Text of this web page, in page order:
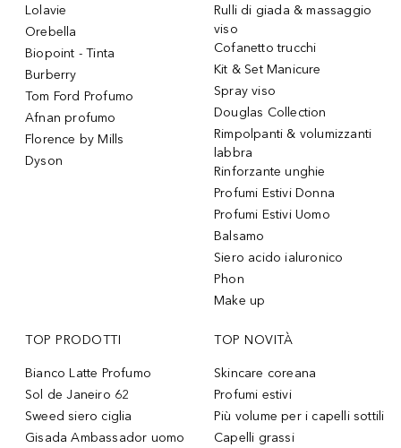
Lolavie
Orebella
Biopoint - Tinta
Burberry
Tom Ford Profumo
Afnan profumo
Florence by Mills
Dyson
Rulli di giada & massaggio
viso
Cofanetto trucchi
Kit & Set Manicure
Spray viso
Douglas Collection
Rimpolpanti & volumizzanti
labbra
Rinforzante unghie
Profumi Estivi Donna
Profumi Estivi Uomo
Balsamo
Siero acido ialuronico
Phon
Make up
TOP PRODOTTI
Bianco Latte Profumo
Sol de Janeiro 62
Sweed siero ciglia
Gisada Ambassador uomo
TOP NOVITÀ
Skincare coreana
Profumi estivi
Più volume per i capelli sottili
Capelli grassi